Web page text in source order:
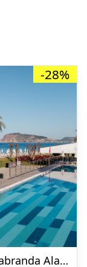
-28%
Hotel Labranda Alantur Resort